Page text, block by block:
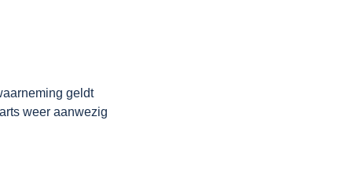
geldt
weer aanwezig